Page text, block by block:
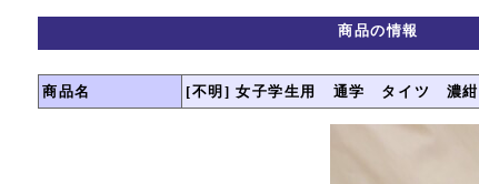
商品の情報
商品名 [不明] 女子学生用 通学 タイツ 濃紺